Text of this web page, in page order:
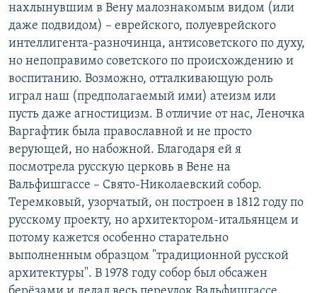
нахлынувшим в Вену малознакомым видом (или
даже подвидом) – еврейского, полуеврейского
интеллигента-разночинца, антисоветского по духу,
но непоправимо советского по происхождению и
воспитанию. Возможно, отталкивающую роль
играл наш (предполагаемый ими) атеизм или
пусть даже агностицизм. В отличие от нас, Леночка
Варгафтик была православной и не просто
верующей, но набожной. Благодаря ей я
посмотрела русскую церковь в Вене на
Вальфишгассе – Свято-Николаевский собор.
Теремковый, узорчатый, он построен в 1812 году по
русскому проекту, но архитектором-итальянцем и
потому кажется особенно старательно
выполненным образцом "традиционной русской
архитектуры". В 1978 году собор был обсажен